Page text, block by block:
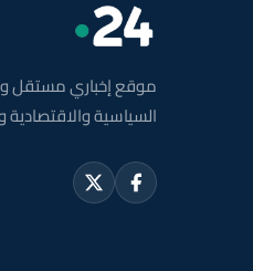
موقع إخباري مستقل
السياسية والاقتصادية